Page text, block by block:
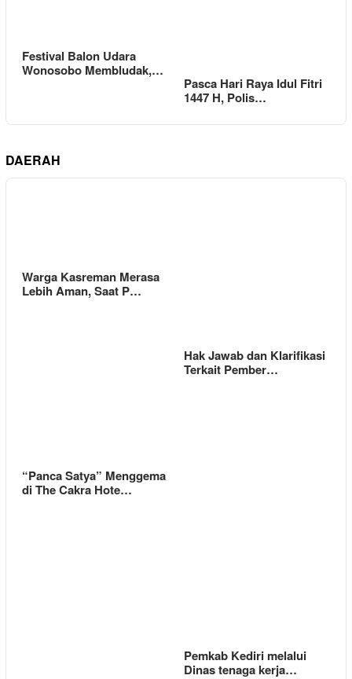
Festival Balon Udara
Wonosobo Membludak,…
Pasca Hari Raya Idul Fitri
1447 H, Polis…
DAERAH
Warga Kasreman Merasa
Lebih Aman, Saat P…
Hak Jawab dan Klarifikasi
Terkait Pember…
“Panca Satya” Menggema
di The Cakra Hote…
Pemkab Kediri melalui
Dinas tenaga kerja…